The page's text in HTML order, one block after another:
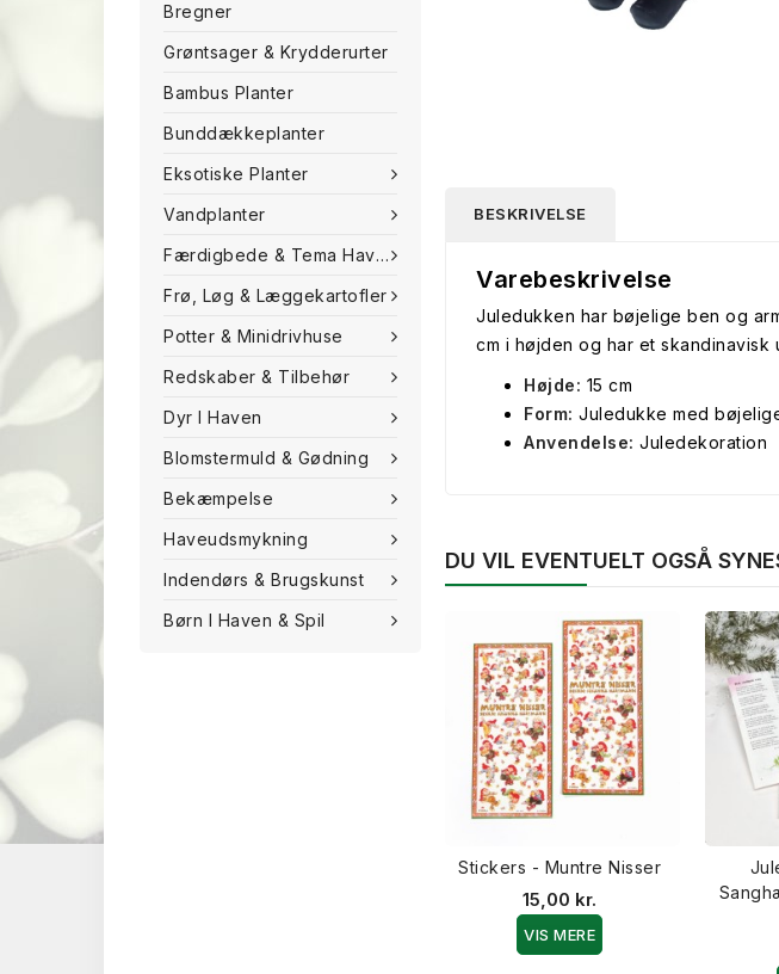
Bregner
Grøntsager & Krydderurter
Bambus Planter
Bunddækkeplanter
Eksotiske Planter
Vandplanter
Færdigbede & Tema Haven
Frø, Løg & Læggekartofler
Potter & Minidrivhuse
Redskaber & Tilbehør
Dyr I Haven
Blomstermuld & Gødning
Bekæmpelse
Haveudsmykning
Indendørs & Brugskunst
Børn I Haven & Spil
BESKRIVELSE
Varebeskrivelse
Juledukken har bøjelige ben og
cm i højden og har et skandinavisk
Højde: 15 cm
Form: Juledukke med
Anvendelse: Juledekoration
DU VIL EVENTUELT OGSÅ
Stickers - Muntre Nisser
15,00 kr.
VIS MERE